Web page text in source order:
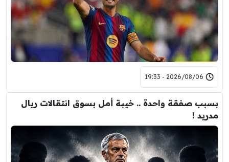
2026/08/06 - 19:33
بسبب صفقة واحدة .. خيبة أمل بسوق انتقالات ريال
مدريد !